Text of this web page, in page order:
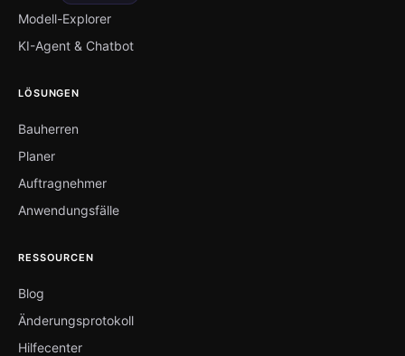
Modell-Explorer
KI-Agent & Chatbot
LÖSUNGEN
Bauherren
Planer
Auftragnehmer
Anwendungsfälle
RESSOURCEN
Blog
Änderungsprotokoll
Hilfecenter